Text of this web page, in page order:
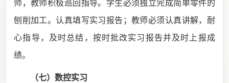
师，教师积极巡回指导。学生必须独立完成简单零件的
刨削加工。认真填写实习报告；教师必须认真讲解，耐
心指导，及时总结，按时批改实习报告并及时上报成
绩。
（七）数控实习